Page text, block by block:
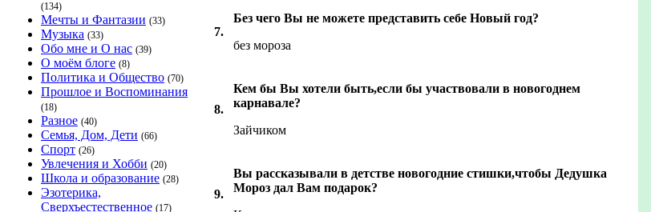
(134)
Мечты и Фантазии (33)
Музыка (33)
Обо мне и О нас (39)
О моём блоге (8)
Политика и Общество (70)
Прошлое и Воспоминания
(18)
Разное (40)
Семья, Дом, Дети (66)
Спорт (26)
Увлечения и Хобби (20)
Школа и образование (28)
Эзотерика,
Сверхъестественное (17)
7.
Без чего Вы не можете представить себе Новый год?
без мороза
8.
Кем бы Вы хотели быть,если бы участвовали в новогоднем
карнавале?
Зайчиком
9.
Вы рассказывали в детстве новогодние стишки,чтобы Дедушка
Мороз дал Вам подарок?